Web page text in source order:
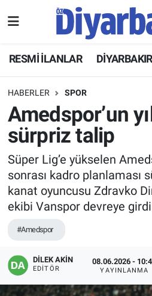
RESMİ İLANLAR DİYARBAKIR
HABERLER SPOR
Amedspor’un
sürpriz talip
Süper Lig’e yükselen
sonrası kadro planlaması
kanat oyuncusu Zdravko
ekibi Vanspor devreye
#Amedspor
DİLEK AKİN
EDITÖR
08.06.2026 -
YAYINLANMA
ASAYİŞ
DİYARBAKIR
EKONOMİ
GÜNDEM
BÖLGE
DÜNYA
KÜLTÜR SANAT
EĞİTİM
Hava Durumu
Namaz Vakitleri
Trafik Durumu
Süper Lig Puan Durumu
Tüm Manşetler
Son Dakika Haberleri
Haber Arşivi